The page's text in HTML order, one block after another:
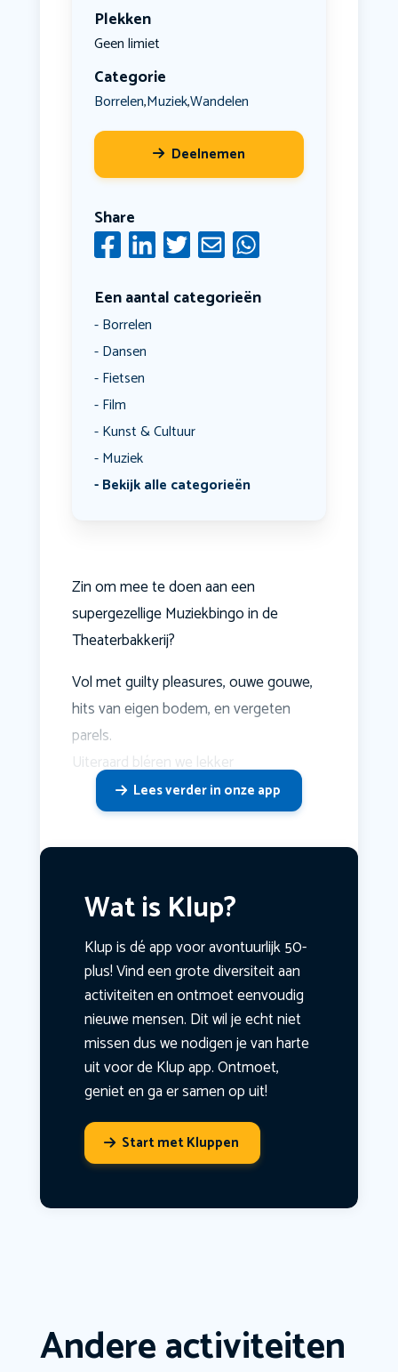
Plekken
Geen limiet
Categorie
Borrelen,Muziek,Wandelen
Deelnemen
Share
Een aantal categorieën
Borrelen
Dansen
Fietsen
Film
Kunst & Cultuur
Muziek
Bekijk alle categorieën
Zin om mee te doen aan een
supergezellige Muziekbingo in de
Theaterbakkerij?
Vol met guilty pleasures, ouwe gouwe,
hits van eigen bodem, en vergeten
parels.
Uiteraard bléren we lekker
Lees verder in onze app
Wat is Klup?
Klup is dé app voor avontuurlijk 50-
plus! Vind een grote diversiteit aan
activiteiten en ontmoet eenvoudig
nieuwe mensen. Dit wil je echt niet
missen dus we nodigen je van harte
uit voor de Klup app. Ontmoet,
geniet en ga er samen op uit!
Start met Kluppen
Andere activiteiten